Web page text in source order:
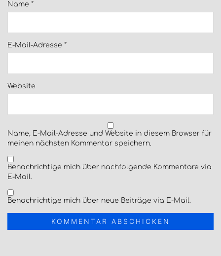
Name *
E-Mail-Adresse *
Website
Name, E-Mail-Adresse und Website in diesem Browser für
meinen nächsten Kommentar speichern.
Benachrichtige mich über nachfolgende Kommentare via
E-Mail.
Benachrichtige mich über neue Beiträge via E-Mail.